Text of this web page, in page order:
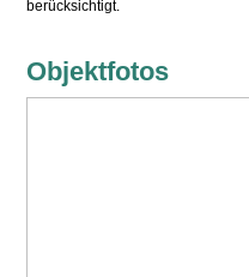
berücksichtigt.
Objektfotos